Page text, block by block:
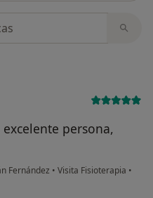
persona,
Fernández • Visita Fisioterapia •